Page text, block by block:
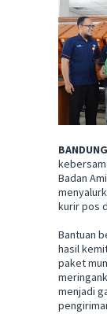
Badan
kurir pos
Bantuan
hasil
paket
menjadi